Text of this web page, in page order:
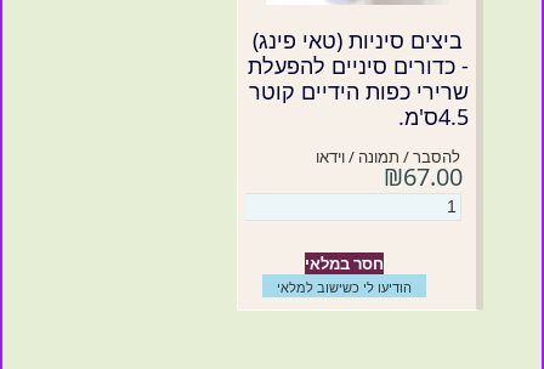
ביצים סיניות (טאי פינג)
- כדורים סיניים להפעלת
שרירי כפות הידיים קוטר
4.5ס'מ.
להסבר / תמונה / וידאו
₪67.00
חסר במלאי
הודיעו לי כשישוב למלאי